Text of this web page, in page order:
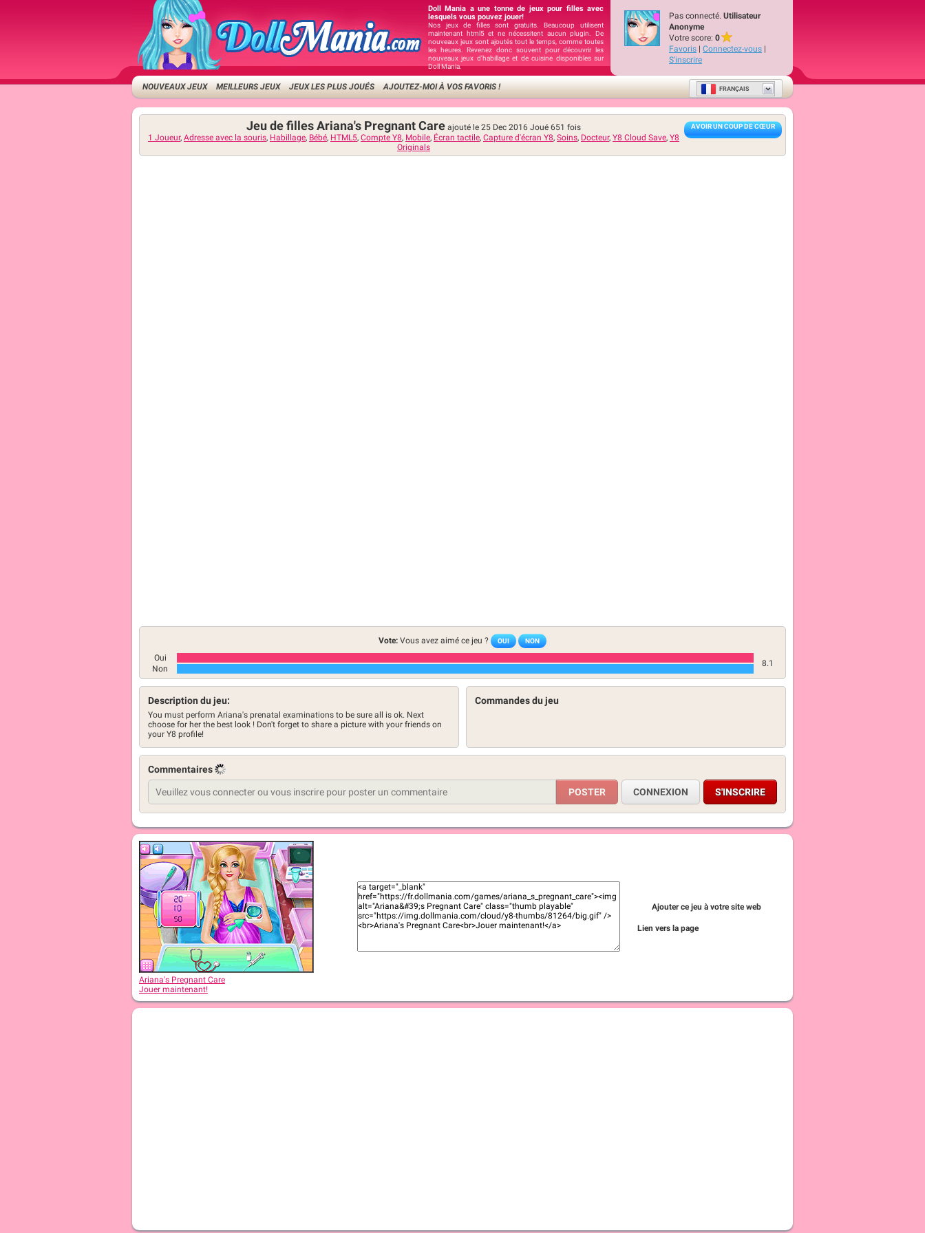
Doll Mania a une tonne de jeux pour filles avec
lesquels vous pouvez jouer!
Nos jeux de filles sont gratuits. Beaucoup utilisent
maintenant html5 et ne nécessitent aucun plugin. De
nouveaux jeux sont ajoutés tout le temps, comme toutes
les heures. Revenez donc souvent pour découvrir les
nouveaux jeux d'habillage et de cuisine disponibles sur
Doll Mania.
Pas connecté. Utilisateur
Anonyme
Votre score: 0
Favoris | Connectez-vous |
S'inscrire
NOUVEAUX JEUX MEILLEURS JEUX JEUX LES PLUS JOUÉS AJOUTEZ-MOI À VOS FAVORIS ! FRANÇAIS
AVOIR UN COUP DE CŒUR
Jeu de filles Ariana's Pregnant Care ajouté le 25 Dec 2016 Joué 651 fois
1 Joueur, Adresse avec la souris, Habillage, Bébé, HTML5, Compte Y8, Mobile, Écran tactile, Capture d'écran Y8, Soins, Docteur, Y8 Cloud Save, Y8
Originals
Vote: Vous avez aimé ce jeu ? OUI NON
Oui
8.1
Non
Description du jeu:
You must perform Ariana's prenatal examinations to be sure all is ok. Next
choose for her the best look ! Don't forget to share a picture with your friends on
your Y8 profile!
Commandes du jeu
Commentaires
CONNEXION S'INSCRIRE
Ariana's Pregnant Care
Jouer maintenant!
Ajouter ce jeu à votre site web
Lien vers la page